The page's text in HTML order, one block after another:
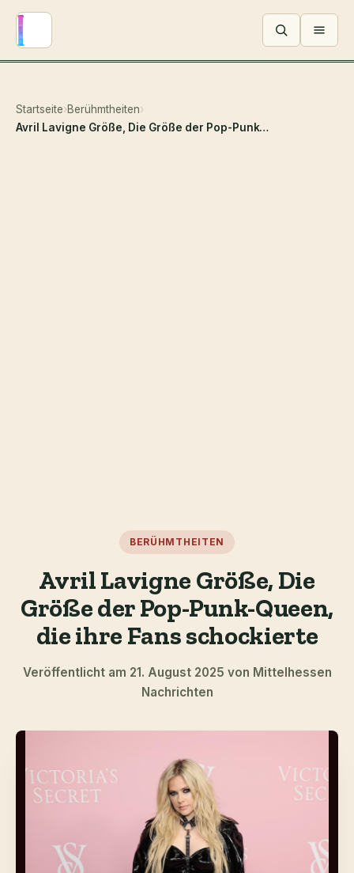
Menü
Startseite›Berühmtheiten›
Avril Lavigne Größe, Die Größe der Pop-Punk-Queen, die ihre Fans schockierte
BERÜHMTHEITEN
Avril Lavigne Größe, Die
Größe der Pop-Punk-Queen,
die ihre Fans schockierte
Veröffentlicht am 21. August 2025 von Mittelhessen
Nachrichten